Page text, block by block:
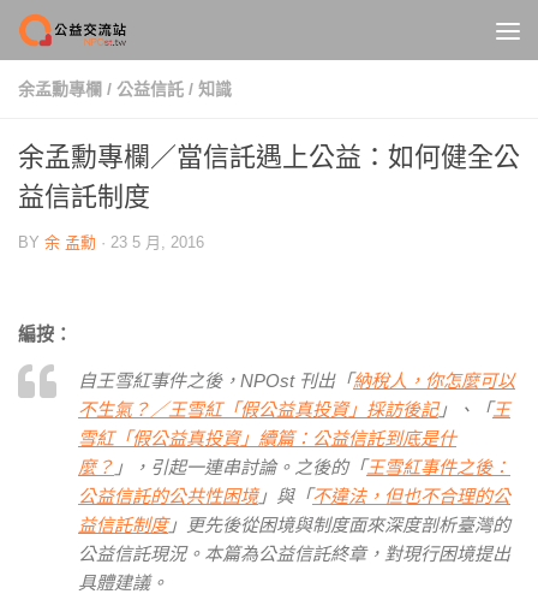
Skip to content
余孟勳專欄 / 公益信託 / 知識
余孟勳專欄／當信託遇上公益：如何健全公
益信託制度
BY 余 孟勳 · 23 5 月, 2016
編按：
自王雪紅事件之後，NPOst 刊出「納稅人，你怎麼可以
不生氣？／王雪紅「假公益真投資」採訪後記」、「王
雪紅「假公益真投資」續篇：公益信託到底是什
麼？ 」，引起一連串討論。之後的「王雪紅事件之後：
公益信託的公共性困境」與「不違法，但也不合理的公
益信託制度」更先後從困境與制度面來深度剖析臺灣的
公益信託現況。本篇為公益信託終章，對現行困境提出
具體建議。